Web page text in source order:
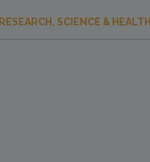
RESEARCH, SCIENCE & HEALTH